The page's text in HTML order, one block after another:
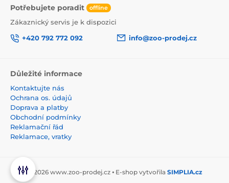
Potřebujete poradit offline
Zákaznický servis je k dispozici
+420 792 772 092
info@zoo-prodej.cz
Důležité informace
Kontaktujte nás
Ochrana os. údajů
Doprava a platby
Obchodní podmínky
Reklamační řád
Reklamace, vratky
© 2026 www.zoo-prodej.cz ⦁ E-shop vytvořila SIMPLIA.cz